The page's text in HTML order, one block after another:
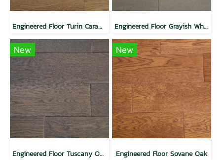
Engineered Floor Turin Caramel Oak Engineered Floor Grayish White Oak
New
Engineered Floor Tuscany Oak
New
Engineered Floor Sovane Oak